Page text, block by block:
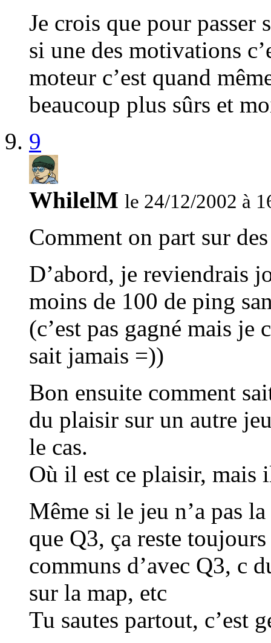
Je crois que pour passer
si une des motivations
moteur c’est quand
beaucoup plus sûrs et
9
WhilelM le 24/12/2002 à
Comment on part sur
D’abord, je reviendrais
moins de 100 de ping
(c’est pas gagné mais
sait jamais =))
Bon ensuite comment
du plaisir sur un autre
le cas.
Où il est ce plaisir,
Même si le jeu n’a pas
que Q3, ça reste
communs d’avec Q3, c
sur la map, etc
Tu sautes partout, c’est